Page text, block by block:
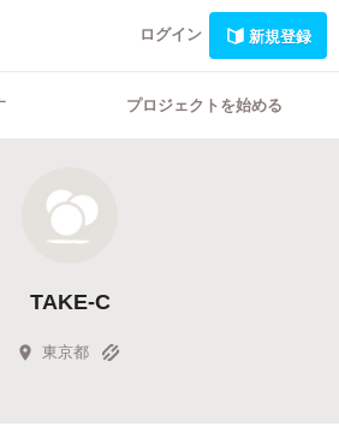
ログイン 新規登録
プロジェクトを始める
TAKE-C
東京都